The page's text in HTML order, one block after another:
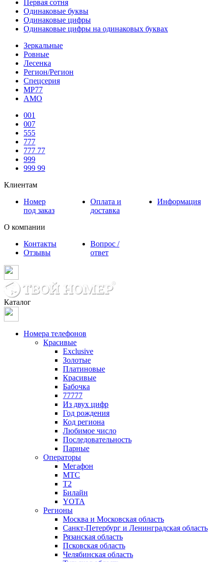
Первая сотня
Одинаковые буквы
Одинаковые цифры
Одинаковые цифры на одинаковых буквах
Зеркальные
Ровные
Лесенка
Регион/Регион
Спецсерия
МР77
АМО
001
007
555
777
777 77
999
999 99
Клиентам
Номер
под заказ
Оплата и
доставка
Информация
О компании
Контакты
Отзывы
Вопрос /
ответ
Каталог
Номера телефонов
Красивые
Exclusive
Золотые
Платиновые
Красивые
Бабочка
77777
Из двух цифр
Год рождения
Код региона
Любимое число
Последовательность
Парные
Операторы
Мегафон
МТС
Т2
Билайн
YOTA
Регионы
Москва и Московская область
Санкт-Петербург и Ленинградская область
Рязанская область
Псковская область
Челябинская область